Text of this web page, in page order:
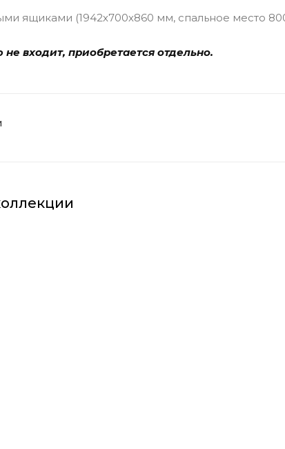
ящиками (1942х700х860 мм, спальное место
входит, приобретается отдельно.